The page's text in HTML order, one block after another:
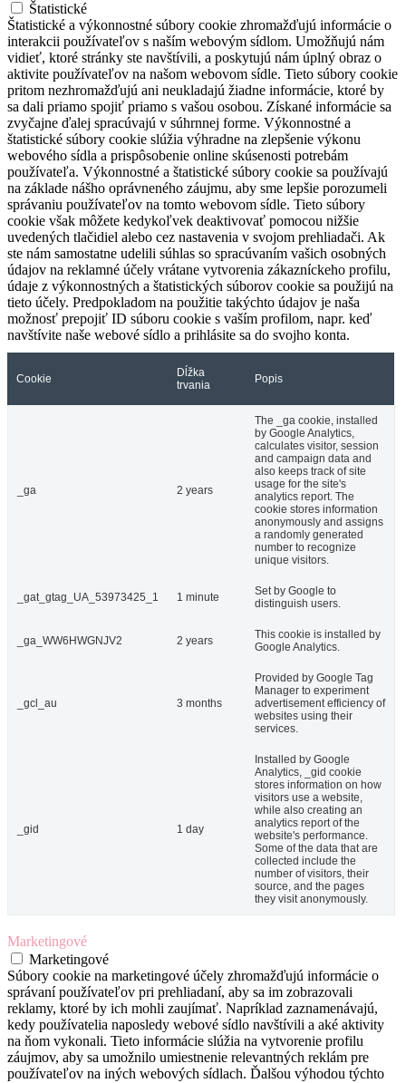
Štatistické
Štatistické a výkonnostné súbory cookie zhromažďujú informácie o
interakcii používateľov s naším webovým sídlom. Umožňujú nám
vidieť, ktoré stránky ste navštívili, a poskytujú nám úplný obraz o
aktivite používateľov na našom webovom sídle. Tieto súbory cookie
pritom nezhromažďujú ani neukladajú žiadne informácie, ktoré by
sa dali priamo spojiť priamo s vašou osobou. Získané informácie sa
zvyčajne ďalej spracúvajú v súhrnnej forme. Výkonnostné a
štatistické súbory cookie slúžia výhradne na zlepšenie výkonu
webového sídla a prispôsobenie online skúsenosti potrebám
používateľa. Výkonnostné a štatistické súbory cookie sa používajú
na základe nášho oprávneného záujmu, aby sme lepšie porozumeli
správaniu používateľov na tomto webovom sídle. Tieto súbory
cookie však môžete kedykoľvek deaktivovať pomocou nižšie
uvedených tlačidiel alebo cez nastavenia v svojom prehliadači. Ak
ste nám samostatne udelili súhlas so spracúvaním vašich osobných
údajov na reklamné účely vrátane vytvorenia zákazníckeho profilu,
údaje z výkonnostných a štatistických súborov cookie sa použijú na
tieto účely. Predpokladom na použitie takýchto údajov je naša
možnosť prepojiť ID súboru cookie s vaším profilom, napr. keď
navštívite naše webové sídlo a prihlásite sa do svojho konta.
Cookie
Dĺžka
trvania
Popis
_ga 2 years
The _ga cookie, installed
by Google Analytics,
calculates visitor, session
and campaign data and
also keeps track of site
usage for the site's
analytics report. The
cookie stores information
anonymously and assigns
a randomly generated
number to recognize
unique visitors.
_gat_gtag_UA_53973425_1 1 minute
Set by Google to
distinguish users.
_ga_WW6HWGNJV2 2 years
This cookie is installed by
Google Analytics.
_gcl_au 3 months
Provided by Google Tag
Manager to experiment
advertisement efficiency of
websites using their
services.
_gid 1 day
Installed by Google
Analytics, _gid cookie
stores information on how
visitors use a website,
while also creating an
analytics report of the
website's performance.
Some of the data that are
collected include the
number of visitors, their
source, and the pages
they visit anonymously.
Marketingové
Marketingové
Súbory cookie na marketingové účely zhromažďujú informácie o
správaní používateľov pri prehliadaní, aby sa im zobrazovali
reklamy, ktoré by ich mohli zaujímať. Napríklad zaznamenávajú,
kedy používatelia naposledy webové sídlo navštívili a aké aktivity
na ňom vykonali. Tieto informácie slúžia na vytvorenie profilu
záujmov, aby sa umožnilo umiestnenie relevantných reklám pre
používateľov na iných webových sídlach. Ďalšou výhodou týchto